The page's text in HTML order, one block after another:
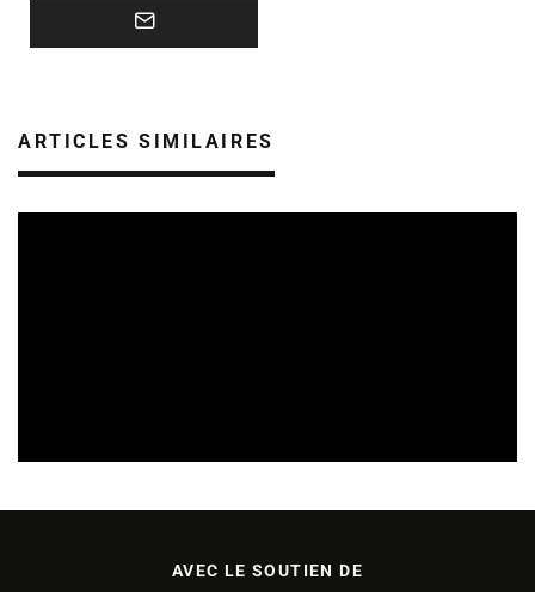
ARTICLES SIMILAIRES
AVEC LE SOUTIEN DE